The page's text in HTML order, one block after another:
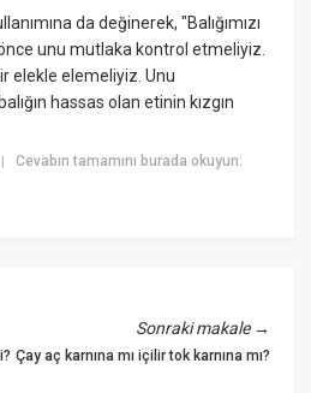
da değinerek, "Balığımızı
unu mutlaka kontrol etmeliyiz.
elekle elemeliyiz. Unu
hassas olan etinin kızgın
Cevabın tamamını burada okuyun:
Sonraki makale→
Çay aç karnına mı içilir tok karnına mı?